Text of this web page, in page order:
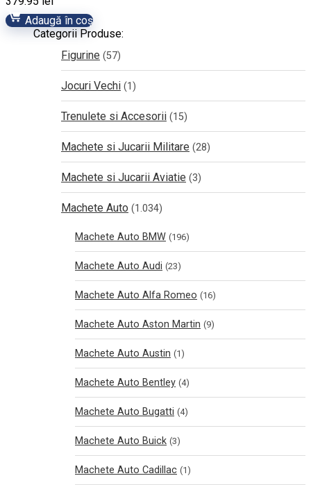
Adaugă în coș
Categorii Produse:
Figurine (57)
Jocuri Vechi (1)
Trenulete si Accesorii (15)
Machete si Jucarii Militare (28)
Machete si Jucarii Aviatie (3)
Machete Auto (1.034)
Machete Auto BMW (196)
Machete Auto Audi (23)
Machete Auto Alfa Romeo (16)
Machete Auto Aston Martin (9)
Machete Auto Austin (1)
Machete Auto Bentley (4)
Machete Auto Bugatti (4)
Machete Auto Buick (3)
Machete Auto Cadillac (1)